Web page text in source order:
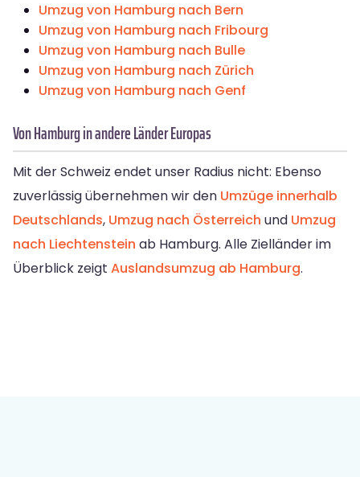
Umzug von Hamburg nach Bern
Umzug von Hamburg nach Fribourg
Umzug von Hamburg nach Bulle
Umzug von Hamburg nach Zürich
Umzug von Hamburg nach Genf
Von Hamburg in andere Länder Europas
Mit der Schweiz endet unser Radius nicht: Ebenso
zuverlässig übernehmen wir den Umzüge innerhalb
Deutschlands, Umzug nach Österreich und Umzug
nach Liechtenstein ab Hamburg. Alle Zielländer im
Überblick zeigt Auslandsumzug ab Hamburg.